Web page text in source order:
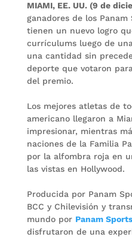
MIAMI, EE. UU. (9 de
ganadores de los
tienen un nuevo logro
currículums luego de
una cantidad sin
deporte que votaron
del premio.
Los mejores atletas de
americano llegaron a
impresionar, mientras
naciones de la Familia
por la alfombra roja en
las vistas en Hollywood.
Producida por Panam
BCC y Chilevisión y
mundo por Panam
disfrutaron de una